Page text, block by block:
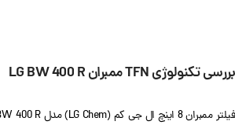
بررسی تکنولوژی TFN ممبران LG BW 400 R